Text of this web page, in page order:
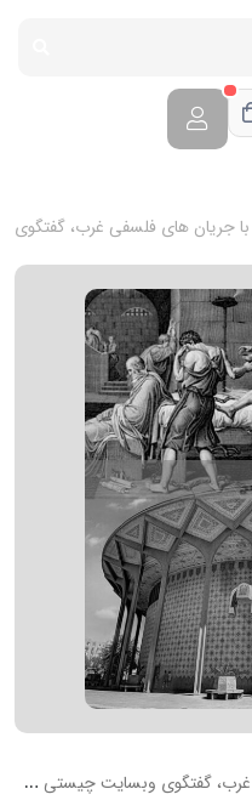
با جریان های فلسفی غرب،
ف
اصلۀ تئاتر در ایران با جریان های فلسفی غرب، گفتگوی وبسایت چیستی ها با دکتر قطب الدین صادقی